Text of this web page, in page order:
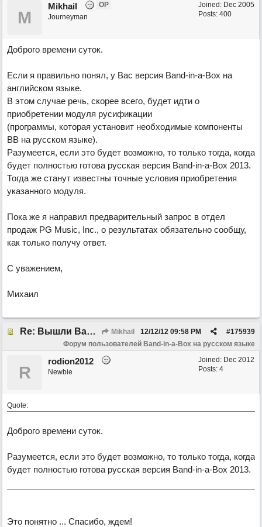
Joined: Dec 2005
Posts: 400
M
Mikhail
OP
Journeyman
Доброго времени суток.
Если я правильно понял, у Вас версия Band-in-a-Box на
английском языке.
В этом случае речь, скорее всего, будет идти о
приобретении модуля русификации
(программы, которая установит необходимые компоненты
BB на русском языке).
Разумеется, если это будет возможно, то только тогда, когда
будет полностью готова русская версия Band-in-a-Box 2013.
Тогда же станут известны точные условия приобретения
указанного модуля.
Пока же я направил предварительный запрос в отдел
продаж PG Music, Inc., о результатах обязательно сообщу,
как только получу ответ.
С уважением,
Михаил
Re: Вышли Band-in-a-Box 2012.5 и RealBand 2012.5 на русском языке Mikhail #175939
12/12/12 09:58 PM
Форум пользователей Band-in-a-Box на русском языке
Joined: Dec 2012
Posts: 4
R
rodion2012
Newbie
Quote:
Доброго времени суток.
Разумеется, если это будет возможно, то только тогда, когда
будет полностью готова русская версия Band-in-a-Box 2013.
Это понятно ... Спасибо, ждем!